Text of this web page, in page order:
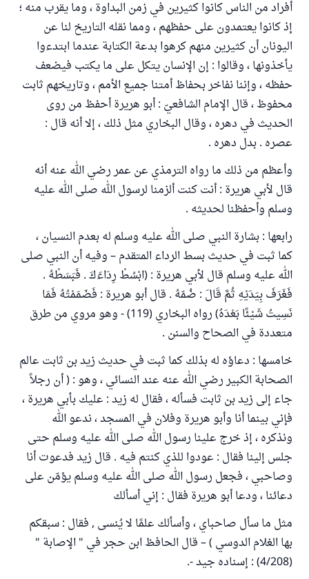
أفراد من الناس كانوا كثيرين في زمن البداوة ، وما يقرب منه ؛
إذ كانوا يعتمدون على حفظهم ، ومما نقله التاريخ لنا عن
اليونان أن كثيرين منهم كرهوا بدعة الكتابة عندما ابتدءوا
يأخذونها ، وقالوا : إن الإنسان يتكل على ما يكتب فيضعف
حفظه ، وإننا نفاخر بحفاظ أمتنا جميع الأمم ، وتاريخهم ثابت
محفوظ ، قال الإمام الشافعيّ : أبو هريرة أحفظ من روى
الحديث في دهره ، وقال البخاري مثل ذلك ، إلا أنه قال :
عصره . بدل دهره .
وأعظم من ذلك ما رواه الترمذي عن عمر رضي الله عنه أنه
قال لأبي هريرة : أنت كنت ألزمنا لرسول الله صلى الله عليه
وسلم وأحفظنا لحديثه .
رابعها : بشارة النبي صلى الله عليه وسلم له بعدم النسيان ،
كما ثبت في حديث بسط الرداء المتقدم – وفيه أن النبي صلى
الله عليه وسلم قال لأبي هريرة : (ابْسُطْ رِدَاءَكَ . فَبَسَطْهُ .
فَغَرَفَ بِيَدَيْهِ ثُمَّ قَالَ : ضُمّهُ . قال أبو هريرة : فَضَمَمْتُهُ فَمَا
نَسِيتُ شَيْئًا بَعْدَهُ) رواه البخاري (119) - وهو مروي من طرق
متعددة في الصحاح والسنن .
خامسها : دعاؤه له بذلك كما ثبت في حديث زيد بن ثابت عالم
الصحابة الكبير رضي الله عنه عند النسائي ، وهو : ( أن رجلاً
جاء إلى زيد بن ثابت فسأله ، فقال له زيد : عليك بأبي هريرة ،
فإني بينما أنا وأبو هريرة وفلان في المسجد ، ندعو الله
ونذكره ، إذ خرج علينا رسول الله صلى الله عليه وسلم حتى
جلس إلينا فقال : عودوا للذي كنتم فيه . قال زيد فدعوت أنا
وصاحبي ، فجعل رسول الله صلى الله عليه وسلم يؤمّن على
دعائنا ، ودعا أبو هريرة فقال : إني أسألك
مثل ما سأل صاحباي ، وأسألك علمًا لا يُنسى , فقال : سبقكم
بها الغلام الدوسي ) – قال الحافظ ابن حجر في " الإصابة "
(4/208) : إسناده جيد -.